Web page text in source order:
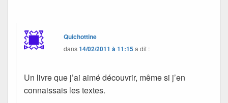
Quichottine
dans14/02/2011 à 11:15a dit :
Un livre que j’ai aimé découvrir, même si j’en
connaissais les textes.